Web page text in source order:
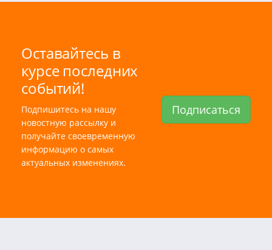
Оставайтесь в
курсе последних
событий!
Подпишитесь на нашу
новостную рассылку и
получайте своевременную
информацию о самых
актуальных изменениях.
Подписаться